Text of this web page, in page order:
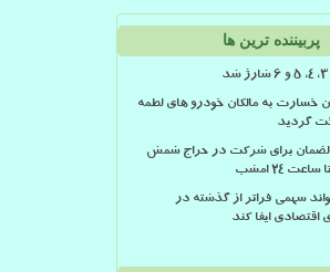
پربیننده ترین ها
تومان خسارت به مالکان خودرو های لطمه
گردید
الضمان برای شرکت در حراج شمش
۲۴ امشب
سهمی فراتر از گذشته در
اقتصادی ایفا کند